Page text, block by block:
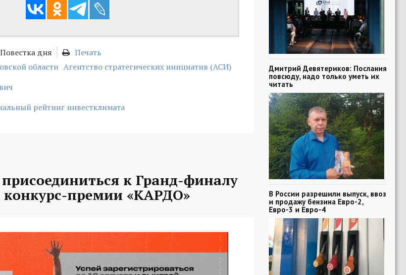
Повестка дня
Печать
области Агентство стратегических инициатив (АСИ)
рейтинг инвестклимата
к Гранд-финалу
премии «КАРДО»
Дмитрий Девятериков: Послания
повсюду, надо только уметь их
читать
В России разрешили выпуск, ввоз
и продажу бензина Евро-2,
Евро-3 и Евро-4